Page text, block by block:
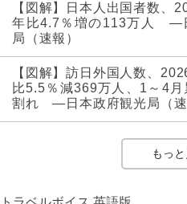
【図解】日本人出国者数、
年比4.7％増の113万人 ―
局（速報）
【図解】訪日外国人数、
比5.5％減369万人、1～4月
割れ ―日本政府観光局（速
もっ